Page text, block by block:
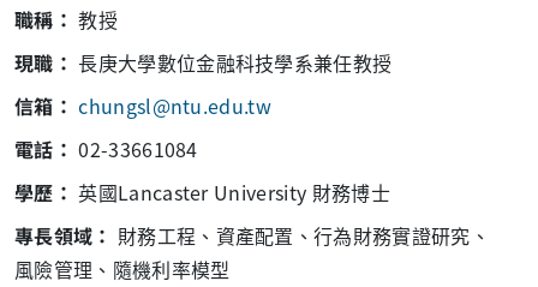
職稱： 教授
現職： 長庚大學數位金融科技學系兼任教授
信箱： chungsl@ntu.edu.tw
電話： 02-33661084
學歷： 英國Lancaster University 財務博士
專長領域： 財務工程、資產配置、行為財務實證研究、
風險管理、隨機利率模型